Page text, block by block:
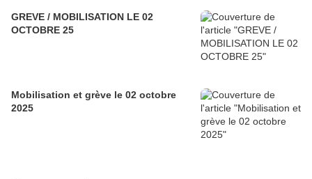
GREVE / MOBILISATION LE 02
OCTOBRE 25
Mobilisation et grève le 02 octobre
2025